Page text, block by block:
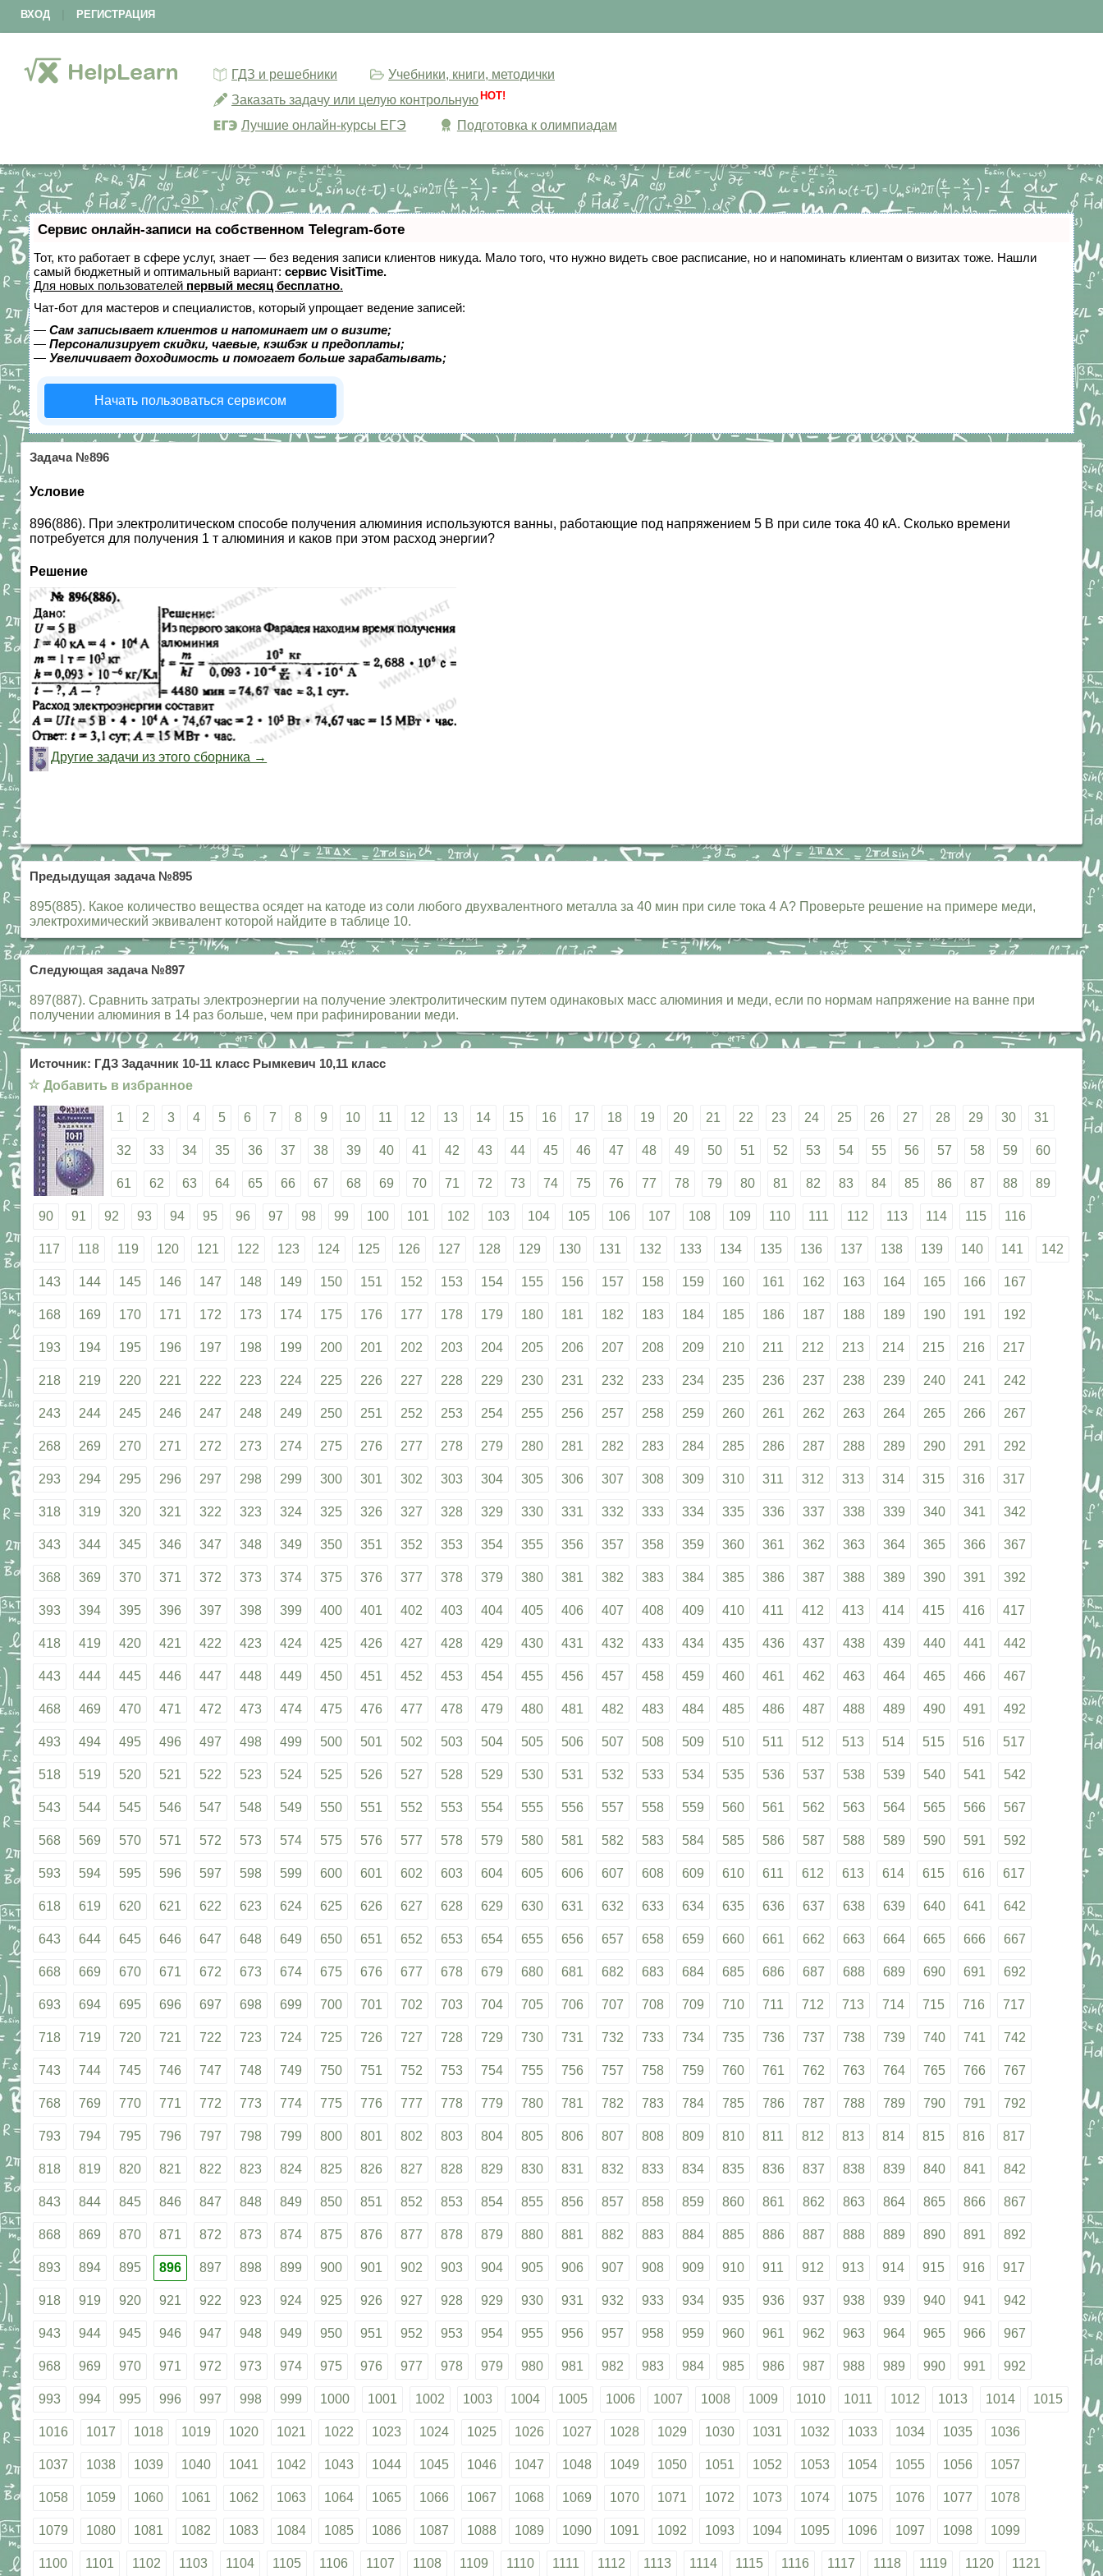
ВХОД РЕГИСТРАЦИЯ
ГДЗ и решебники
Учебники, книги, методички
Заказать задачу или целую контрольную HOT!
Лучшие онлайн-курсы ЕГЭ Подготовка к олимпиадам
Сервис онлайн-записи на собственном Telegram-боте
Тот, кто работает в сфере услуг, знает — без ведения записи клиентов никуда. Мало того, что нужно видеть свое расписание, но и напоминать клиентам о визитах тоже. Нашли
самый бюджетный и оптимальный вариант: сервис VisitTime.
Для новых пользователей первый месяц бесплатно.
Чат-бот для мастеров и специалистов, который упрощает ведение записей:
— Сам записывает клиентов и напоминает им о визите;
— Персонализирует скидки, чаевые, кэшбэк и предоплаты;
— Увеличивает доходимость и помогает больше зарабатывать;
Начать пользоваться сервисом
Задача №896
Условие
896(886). При электролитическом способе получения алюминия используются ванны, работающие под напряжением 5 В при силе тока 40 кА. Сколько времени
потребуется для получения 1 т алюминия и каков при этом расход энергии?
Решение
Другие задачи из этого сборника →
Предыдущая задача №895
895(885). Какое количество вещества осядет на катоде из соли любого двухвалентного металла за 40 мин при силе тока 4 А? Проверьте решение на примере меди,
электрохимический эквивалент которой найдите в таблице 10.
Следующая задача №897
897(887). Сравнить затраты электроэнергии на получение электролитическим путем одинаковых масс алюминия и меди, если по нормам напряжение на ванне при
получении алюминия в 14 раз больше, чем при рафинировании меди.
Источник: ГДЗ Задачник 10-11 класс Рымкевич 10,11 класс
☆ Добавить в избранное
1 2 3 4 5 6 7 8 9 10 11 12 13 14 15 16 17 18 19 20 21 22 23 24 25 26 27 28 29 30 31
32 33 34 35 36 37 38 39 40 41 42 43 44 45 46 47 48 49 50 51 52 53 54 55 56 57 58 59 60
61 62 63 64 65 66 67 68 69 70 71 72 73 74 75 76 77 78 79 80 81 82 83 84 85 86 87 88 89
90 91 92 93 94 95 96 97 98 99 100 101 102 103 104 105 106 107 108 109 110 111 112 113 114 115 116
117 118 119 120 121 122 123 124 125 126 127 128 129 130 131 132 133 134 135 136 137 138 139 140 141 142
143 144 145 146 147 148 149 150 151 152 153 154 155 156 157 158 159 160 161 162 163 164 165 166 167
168 169 170 171 172 173 174 175 176 177 178 179 180 181 182 183 184 185 186 187 188 189 190 191 192
193 194 195 196 197 198 199 200 201 202 203 204 205 206 207 208 209 210 211 212 213 214 215 216 217
218 219 220 221 222 223 224 225 226 227 228 229 230 231 232 233 234 235 236 237 238 239 240 241 242
243 244 245 246 247 248 249 250 251 252 253 254 255 256 257 258 259 260 261 262 263 264 265 266 267
268 269 270 271 272 273 274 275 276 277 278 279 280 281 282 283 284 285 286 287 288 289 290 291 292
293 294 295 296 297 298 299 300 301 302 303 304 305 306 307 308 309 310 311 312 313 314 315 316 317
318 319 320 321 322 323 324 325 326 327 328 329 330 331 332 333 334 335 336 337 338 339 340 341 342
343 344 345 346 347 348 349 350 351 352 353 354 355 356 357 358 359 360 361 362 363 364 365 366 367
368 369 370 371 372 373 374 375 376 377 378 379 380 381 382 383 384 385 386 387 388 389 390 391 392
393 394 395 396 397 398 399 400 401 402 403 404 405 406 407 408 409 410 411 412 413 414 415 416 417
418 419 420 421 422 423 424 425 426 427 428 429 430 431 432 433 434 435 436 437 438 439 440 441 442
443 444 445 446 447 448 449 450 451 452 453 454 455 456 457 458 459 460 461 462 463 464 465 466 467
468 469 470 471 472 473 474 475 476 477 478 479 480 481 482 483 484 485 486 487 488 489 490 491 492
493 494 495 496 497 498 499 500 501 502 503 504 505 506 507 508 509 510 511 512 513 514 515 516 517
518 519 520 521 522 523 524 525 526 527 528 529 530 531 532 533 534 535 536 537 538 539 540 541 542
543 544 545 546 547 548 549 550 551 552 553 554 555 556 557 558 559 560 561 562 563 564 565 566 567
568 569 570 571 572 573 574 575 576 577 578 579 580 581 582 583 584 585 586 587 588 589 590 591 592
593 594 595 596 597 598 599 600 601 602 603 604 605 606 607 608 609 610 611 612 613 614 615 616 617
618 619 620 621 622 623 624 625 626 627 628 629 630 631 632 633 634 635 636 637 638 639 640 641 642
643 644 645 646 647 648 649 650 651 652 653 654 655 656 657 658 659 660 661 662 663 664 665 666 667
668 669 670 671 672 673 674 675 676 677 678 679 680 681 682 683 684 685 686 687 688 689 690 691 692
693 694 695 696 697 698 699 700 701 702 703 704 705 706 707 708 709 710 711 712 713 714 715 716 717
718 719 720 721 722 723 724 725 726 727 728 729 730 731 732 733 734 735 736 737 738 739 740 741 742
743 744 745 746 747 748 749 750 751 752 753 754 755 756 757 758 759 760 761 762 763 764 765 766 767
768 769 770 771 772 773 774 775 776 777 778 779 780 781 782 783 784 785 786 787 788 789 790 791 792
793 794 795 796 797 798 799 800 801 802 803 804 805 806 807 808 809 810 811 812 813 814 815 816 817
818 819 820 821 822 823 824 825 826 827 828 829 830 831 832 833 834 835 836 837 838 839 840 841 842
843 844 845 846 847 848 849 850 851 852 853 854 855 856 857 858 859 860 861 862 863 864 865 866 867
868 869 870 871 872 873 874 875 876 877 878 879 880 881 882 883 884 885 886 887 888 889 890 891 892
893 894 895 896 897 898 899 900 901 902 903 904 905 906 907 908 909 910 911 912 913 914 915 916 917
918 919 920 921 922 923 924 925 926 927 928 929 930 931 932 933 934 935 936 937 938 939 940 941 942
943 944 945 946 947 948 949 950 951 952 953 954 955 956 957 958 959 960 961 962 963 964 965 966 967
968 969 970 971 972 973 974 975 976 977 978 979 980 981 982 983 984 985 986 987 988 989 990 991 992
993 994 995 996 997 998 999 1000 1001 1002 1003 1004 1005 1006 1007 1008 1009 1010 1011 1012 1013 1014 1015
1016 1017 1018 1019 1020 1021 1022 1023 1024 1025 1026 1027 1028 1029 1030 1031 1032 1033 1034 1035 1036
1037 1038 1039 1040 1041 1042 1043 1044 1045 1046 1047 1048 1049 1050 1051 1052 1053 1054 1055 1056 1057
1058 1059 1060 1061 1062 1063 1064 1065 1066 1067 1068 1069 1070 1071 1072 1073 1074 1075 1076 1077 1078
1079 1080 1081 1082 1083 1084 1085 1086 1087 1088 1089 1090 1091 1092 1093 1094 1095 1096 1097 1098 1099
1100 1101 1102 1103 1104 1105 1106 1107 1108 1109 1110 1111 1112 1113 1114 1115 1116 1117 1118 1119 1120 1121